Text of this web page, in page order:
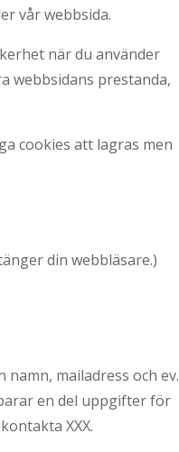
vår webbsida.
när du använder
webbsidans prestanda,
cookies att lagras men
din webbläsare.)
mailadress och ev.
en del uppgifter för
XXX.